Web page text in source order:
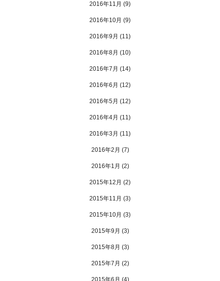
2016年11月 (9)
2016年10月 (9)
2016年9月 (11)
2016年8月 (10)
2016年7月 (14)
2016年6月 (12)
2016年5月 (12)
2016年4月 (11)
2016年3月 (11)
2016年2月 (7)
2016年1月 (2)
2015年12月 (2)
2015年11月 (3)
2015年10月 (3)
2015年9月 (3)
2015年8月 (3)
2015年7月 (2)